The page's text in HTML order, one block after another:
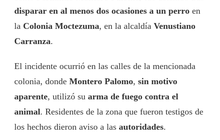
disparar en al menos dos ocasiones a un perro en
la Colonia Moctezuma, en la alcaldía Venustiano
Carranza.
El incidente ocurrió en las calles de la mencionada
colonia, donde Montero Palomo, sin motivo
aparente, utilizó su arma de fuego contra el
animal. Residentes de la zona que fueron testigos de
los hechos dieron aviso a las autoridades.